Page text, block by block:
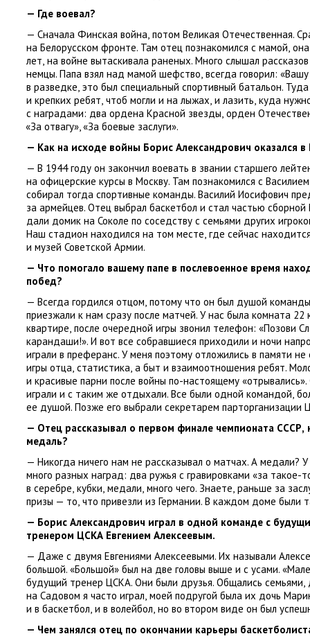
— Где воевал?
— Сначала Финская война, потом Великая Отечественная.
на Белорусском фронте. Там отец познакомился с мамой,
лет, на войне вытаскивала раненых. Много слышал
немцы. Папа взял над мамой шефство, всегда говорил:
в разведке, это был специальный спортивный батальон.
и крепких ребят, чтоб могли и на лыжах, и лазить, куда
с наградами: два ордена Красной звезды, орден
«За отвагу», «За боевые заслуги».
— Как на исходе войны Борис Александрович оказался
— В 1944 году он закончил воевать в звании старшего
на офицерские курсы в Москву. Там познакомился с
собирал тогда спортивные команды. Василий Иосифович
за армейцев. Отец выбрал баскетбол и стал частью
дали домик на Соколе по соседству с семьями других
Наш стадион находился на том месте, где сейчас
и музей Советской Армии.
— Что помогало вашему папе в послевоенное время
побед?
— Всегда гордился отцом, потому что он был душой
приезжали к нам сразу после матчей. У нас была комната 22
квартире, после очередной игры звонил телефон: «Позови
карандаши!». И вот все собравшиеся приходили и ночи
играли в преферанс. У меня поэтому отложились в памяти не
игры отца, статистика, а быт и взаимоотношения ребят.
и красивые парни после войны по-настоящему «
играли и с таким же отдыхали. Все были одной командой,
ее душой. Позже его выбрали секретарем парторганизации
— Отец рассказывал о первом финале чемпионата СССР,
медаль?
— Никогда ничего нам не рассказывал о матчах. А медали?
много разных наград: два ружья с гравировками «за такое-
в серебре, кубки, медали, много чего. Знаете, раньше за
призы — то, что привезли из Германии. В каждом доме были
— Борис Александрович играл в одной команде с
тренером ЦСКА Евгением Алексеевым.
— Даже с двумя Евгениями Алексеевыми. Их называли
большой. «Большой» был на две головы выше и с усами.
будущий тренер ЦСКА. Они были друзья. Общались семьями,
на Садовом я часто играл, моей подругой была их дочь
и в баскетбол, и в волейбол, но во втором виде он был
— Чем занялся отец по окончании карьеры